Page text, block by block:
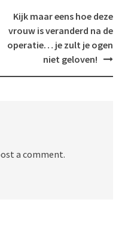
Kijk maar eens hoe deze
vrouw is veranderd na de
operatie… je zult je ogen
niet geloven!
a comment.